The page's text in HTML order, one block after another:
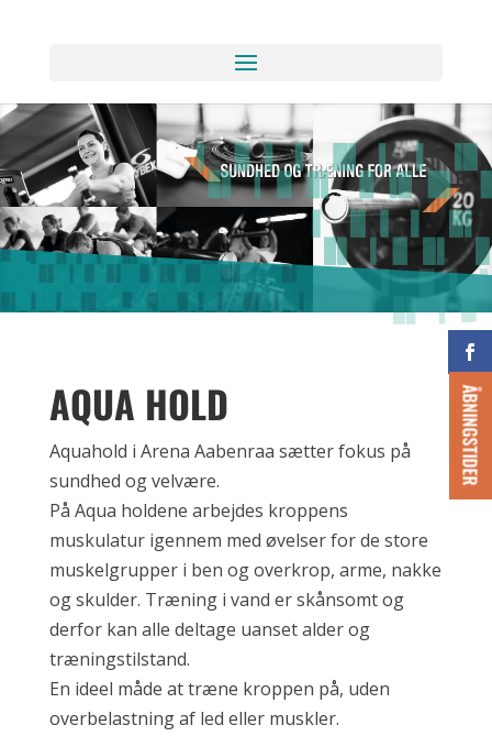
ÅBNINGSTIDER
AQUA HOLD
Aquahold i Arena Aabenraa sætter fokus på
sundhed og velvære.
På Aqua holdene arbejdes kroppens
muskulatur igennem med øvelser for de store
muskelgrupper i ben og overkrop, arme, nakke
og skulder. Træning i vand er skånsomt og
derfor kan alle deltage uanset alder og
træningstilstand.
En ideel måde at træne kroppen på, uden
overbelastning af led eller muskler.